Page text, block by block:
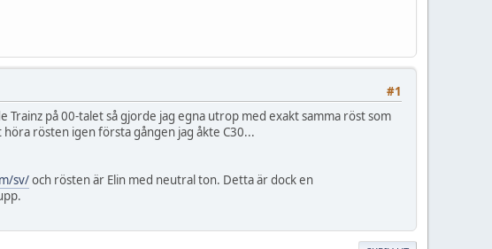
#1
på 00-talet så gjorde jag egna utrop med exakt samma röst som
rösten igen första gången jag åkte C30...
sv/och rösten är Elin med neutral ton. Detta är dock en